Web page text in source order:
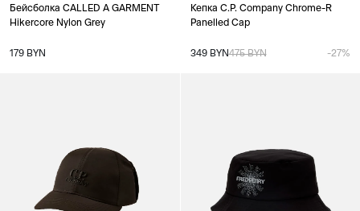
Бейсболка CALLED A GARMENT
Hikercore Nylon Grey
179 BYN
Кепка C.P. Company Chrome-R
Panelled Cap
349 BYN475 BYN -27%